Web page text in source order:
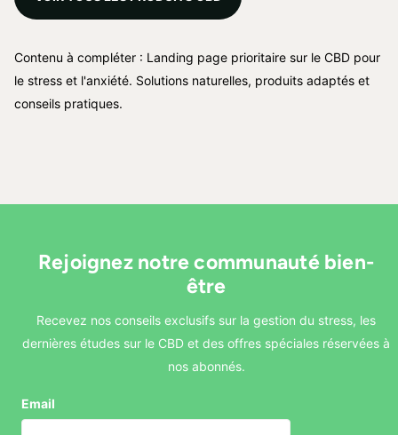
Contenu à compléter : Landing page prioritaire sur le CBD pour
le stress et l'anxiété. Solutions naturelles, produits adaptés et
conseils pratiques.
Rejoignez notre communauté bien-
être
Recevez nos conseils exclusifs sur la gestion du stress, les
dernières études sur le CBD et des offres spéciales réservées à
nos abonnés.
Email